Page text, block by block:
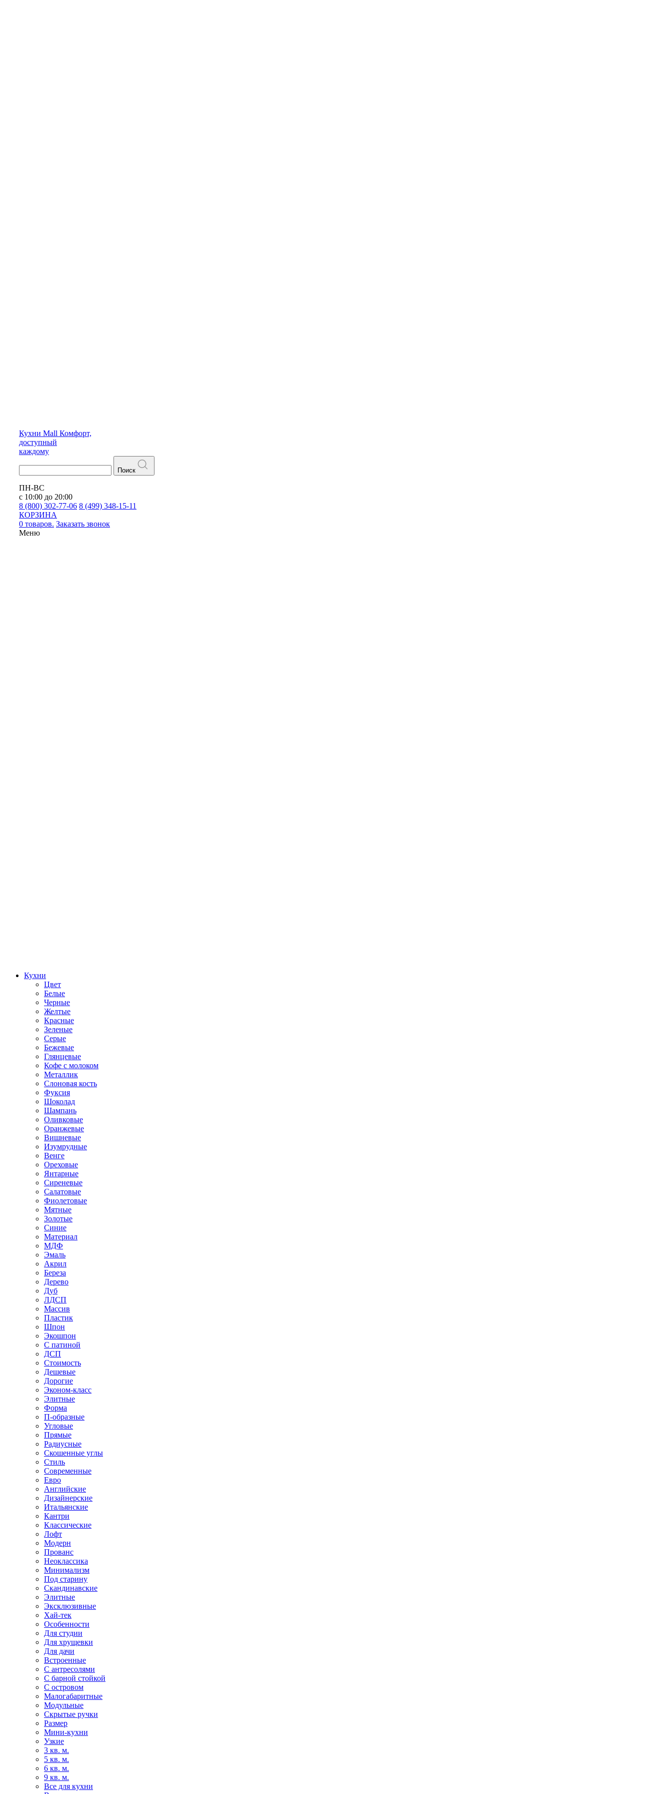
Кухни Mall Комфорт,
доступный
каждому
Поиск
ПН-ВС
с 10:00 до 20:00
8 (800) 302-77-06 8 (499) 348-15-11
КОРЗИНА
0 товаров. Заказать звонок
Меню
Кухни
Цвет
Белые
Черные
Желтые
Красные
Зеленые
Серые
Бежевые
Глянцевые
Кофе с молоком
Металлик
Слоновая кость
Фуксия
Шоколад
Шампань
Оливковые
Оранжевые
Вишневые
Изумрудные
Венге
Ореховые
Янтарные
Сиреневые
Салатовые
Фиолетовые
Мятные
Золотые
Синие
Материал
МДФ
Эмаль
Акрил
Береза
Дерево
Дуб
ЛДСП
Массив
Пластик
Шпон
Экошпон
С патиной
ДСП
Стоимость
Дешевые
Дорогие
Эконом-класс
Элитные
Форма
П-образные
Угловые
Прямые
Радиусные
Скошенные углы
Стиль
Современные
Евро
Английские
Дизайнерские
Итальянские
Кантри
Классические
Лофт
Модерн
Прованс
Неоклассика
Минимализм
Под старину
Скандинавские
Элитные
Эксклюзивные
Хай-тек
Особенности
Для студии
Для хрущевки
Для дачи
Встроенные
С антресолями
С барной стойкой
С островом
Малогабаритные
Модульные
Скрытые ручки
Размер
Мини-кухни
Узкие
3 кв. м.
5 кв. м.
6 кв. м.
9 кв. м.
Все для кухни